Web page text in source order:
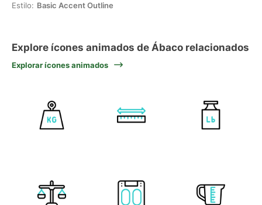
Estilo: Basic Accent Outline
Explore ícones animados de Ábaco relacionados
Explorar ícones animados